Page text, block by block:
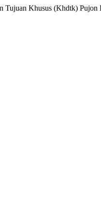
Tujuan Khusus (Khdtk)